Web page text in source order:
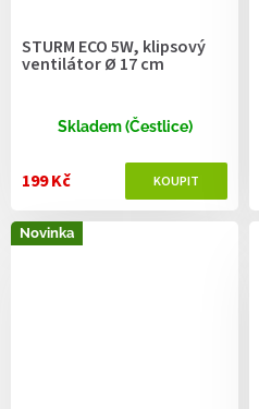
STURM ECO 5W, klipsový
ventilátor Ø 17 cm
Skladem (Čestlice)
199 Kč
Novinka